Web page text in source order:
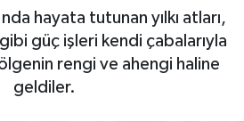
hayata tutunan yılkı atları,
güç işleri kendi çabalarıyla
rengi ve ahengi haline
geldiler.